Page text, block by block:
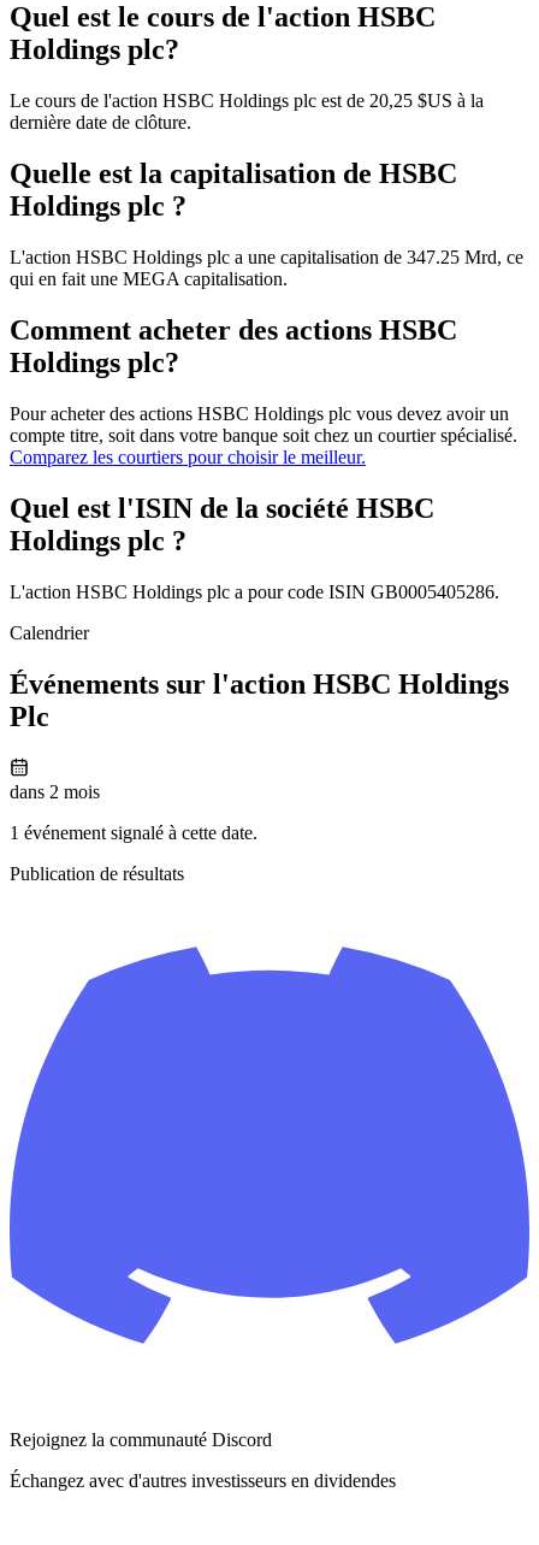
Quel est le cours de l'action HSBC
Holdings plc?
Le cours de l'action HSBC Holdings plc est de 20,25 $US à la
dernière date de clôture.
Quelle est la capitalisation de HSBC
Holdings plc ?
L'action HSBC Holdings plc a une capitalisation de 347.25 Mrd, ce
qui en fait une MEGA capitalisation.
Comment acheter des actions HSBC
Holdings plc?
Pour acheter des actions HSBC Holdings plc vous devez avoir un
compte titre, soit dans votre banque soit chez un courtier spécialisé.
Comparez les courtiers pour choisir le meilleur.
Quel est l'ISIN de la société HSBC
Holdings plc ?
L'action HSBC Holdings plc a pour code ISIN GB0005405286.
Calendrier
Événements sur l'action HSBC Holdings
Plc
dans 2 mois
1 événement signalé à cette date.
Publication de résultats
Rejoignez la communauté Discord
Échangez avec d'autres investisseurs en dividendes